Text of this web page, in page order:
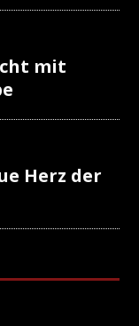
mit
Herz der